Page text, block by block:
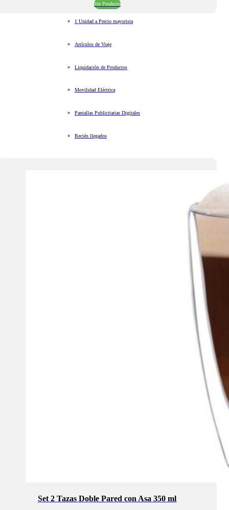
Ver Producto
1 Unidad a Precio mayorista
Artículos de Viaje
Liquidación de Productos
Movilidad Eléctrica
Pantallas Publicitarias Digitales
Recién llegados
Set 2 Tazas Doble Pared con Asa 350 ml